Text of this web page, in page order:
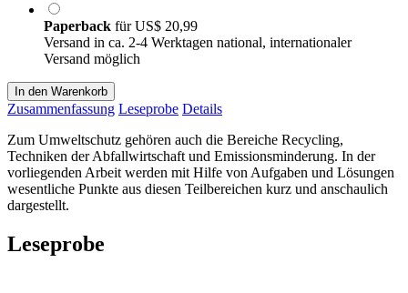
Paperback fürUS$ 20,99
Versand in ca. 2-4 Werktagen national, internationaler
Versand möglich
In den Warenkorb
Zusammenfassung Leseprobe Details
Zum Umweltschutz gehören auch die Bereiche Recycling,
Techniken der Abfallwirtschaft und Emissionsminderung. In der
vorliegenden Arbeit werden mit Hilfe von Aufgaben und Lösungen
wesentliche Punkte aus diesen Teilbereichen kurz und anschaulich
dargestellt.
Leseprobe